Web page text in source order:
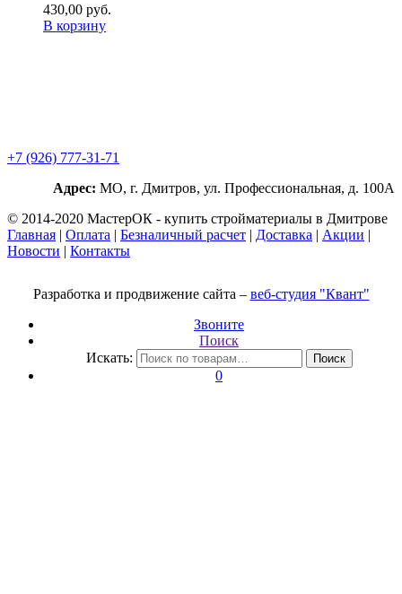
430,00 руб.
В корзину
+7 (926) 777-31-71
Адрес: МО, г. Дмитров, ул. Профессиональная, д. 100А
© 2014-2020 МастерОК - купить стройматериалы в Дмитрове
Главная | Оплата | Безналичный расчет | Доставка | Акции |
Новости | Контакты
Разработка и продвижение сайта – веб-студия "Квант"
Звоните
Поиск
Искать:
Поиск
0